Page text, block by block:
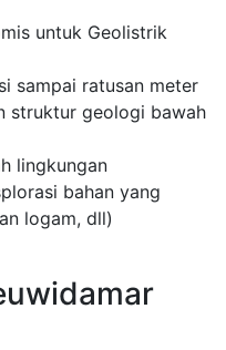
untuk Geolistrik
sampai ratusan meter
struktur geologi bawah
lingkungan
bahan yang
logam, dll)